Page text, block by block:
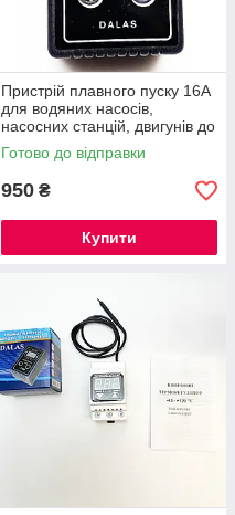
Пристрій плавного пуску 16А
для водяних насосів,
насосних станцій, двигунів до
3,5кВт
Готово до відправки
950 ₴
Купити